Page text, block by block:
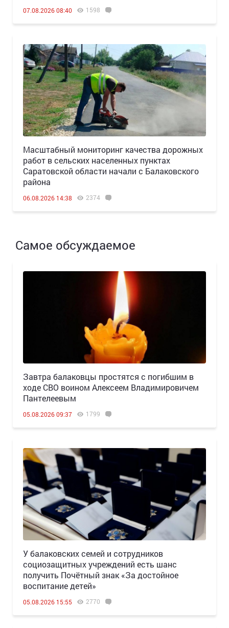
07.08.2026 08:40 1598
Масштабный мониторинг качества дорожных
работ в сельских населенных пунктах
Саратовской области начали с Балаковского
района
06.08.2026 14:38 2374
Самое обсуждаемое
Завтра балаковцы простятся с погибшим в
ходе СВО воином Алексеем Владимировичем
Пантелеевым
05.08.2026 09:37 1799
У балаковских семей и сотрудников
социозащитных учреждений есть шанс
получить Почётный знак «За достойное
воспитание детей»
05.08.2026 15:55 2770